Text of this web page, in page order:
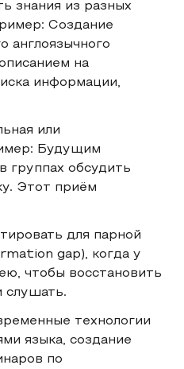
знания из разных
Создание
англоязычного
на
информации,
или
Будущим
группах обсудить
Этот приём
для парной
gap), когда у
чтобы восстановить
слушать.
технологии
языка, создание
по